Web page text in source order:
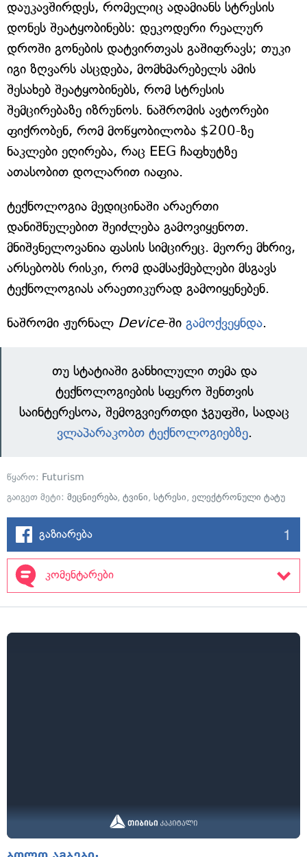
დაუკავშირდეს, რომელიც ადამიანს სტრესის
დონეს შეატყობინებს: დეკოდერი რეალურ
დროში გონების დატვირთვას გაშიფრავს; თუკი
იგი ზღვარს ასცდება, მომხმარებელს ამის
შესახებ შეატყობინებს, რომ სტრესის
შემცირებაზე იზრუნოს. ნაშრომის ავტორები
ფიქრობენ, რომ მოწყობილობა $200-ზე
ნაკლები ეღირება, რაც EEG ჩაფხუტზე
ათასობით დოლარით იაფია.
ტექნოლოგია მედიცინაში არაერთი
დანიშნულებით შეიძლება გამოვიყენოთ.
მნიშვნელოვანია ფასის სიმცირეც. მეორე მხრივ,
არსებობს რისკი, რომ დამსაქმებლები მსგავს
ტექნოლოგიას არაეთიკურად გამოიყენებენ.
ნაშრომი ჟურნალ Device-ში გამოქვეყნდა.
თუ სტატიაში განხილული თემა და
ტექნოლოგიების სფერო შენთვის
საინტერესოა, შემოგვიერთდი ჯგუფში, სადაც
ვლაპარაკობთ ტექნოლოგიებზე.
წყარო: Futurism
გაიგეთ მეტი: მეცნიერება, ტვინი, სტრესი, ელექტრონული ტატუ
გაზიარება 1
კომენტარები